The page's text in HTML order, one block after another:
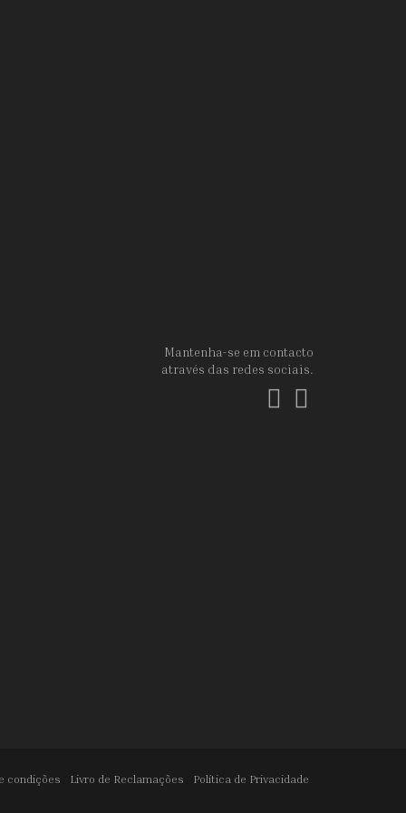
Mantenha-se em contacto
através das redes sociais.
Facebook
condições Livro de Reclamações Política de Privacidade